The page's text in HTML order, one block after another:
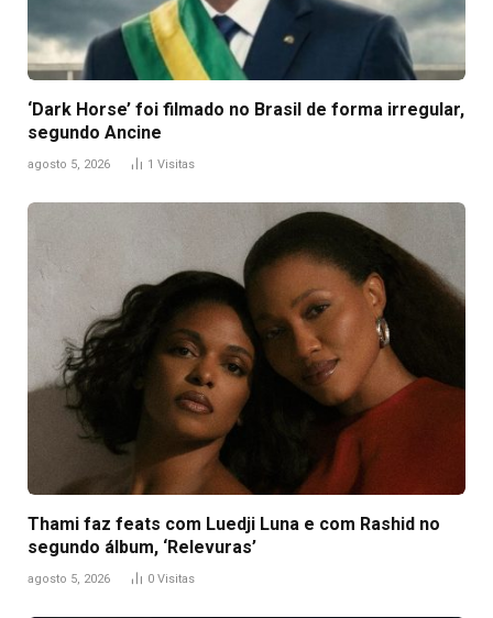
‘Dark Horse’ foi filmado no Brasil de forma irregular,
segundo Ancine
agosto 5, 2026 1 Visitas
Thami faz feats com Luedji Luna e com Rashid no
segundo álbum, ‘Relevuras’
agosto 5, 2026 0 Visitas